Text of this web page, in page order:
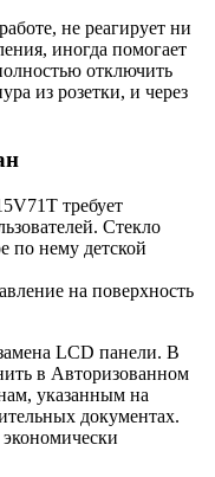
не реагирует ни
иногда помогает
отключить
из розетки, и через
требует
Стекло
по нему детской
на поверхность
LCD панели. В
в Авторизованном
указанным на
документах.